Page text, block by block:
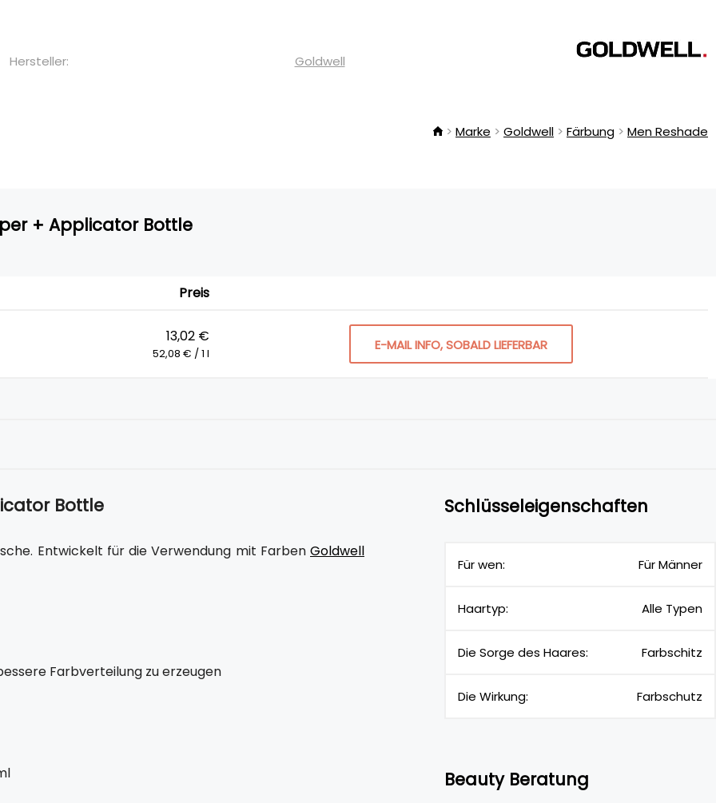
Hersteller: Goldwell
Marke Goldwell Färbung Men Reshade
+ Applicator Bottle
Preis
13,02 €
52,08 € / 1 l
E-MAIL INFO, SOBALD LIEFERBAR
Bottle
Entwickelt für die Verwendung mit Farben Goldwell
Farbverteilung zu erzeugen
Schlüsseleigenschaften
Für wen: Für Männer
Haartyp: Alle Typen
Die Sorge des Haares: Farbschitz
Die Wirkung: Farbschutz
Beauty Beratung